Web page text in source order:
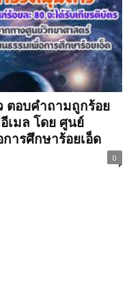
ตอบคำถามถูกร้อย
เมล โดย ศูนย์
ารศึกษาร้อยเอ็ด
0